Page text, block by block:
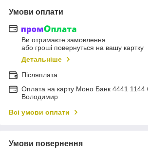
Умови оплати
Ви отримаєте замовлення
або гроші повернуться на вашу картку
Детальніше
Післяплата
Оплата на карту Моно Банк 4441 1144
Володимир
Всі умови оплати
Умови повернення